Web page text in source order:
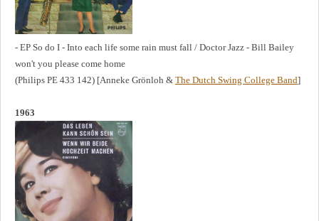
- EP So do I - Into each life some rain must fall / Doctor Jazz - Bill Bailey
won't you please come home
(Philips PE 433 142) [Anneke Grönloh & The Dutch Swing College Band]
1963